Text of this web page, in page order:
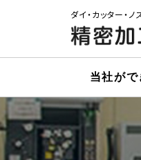
ダイ・カッター・
当社がで